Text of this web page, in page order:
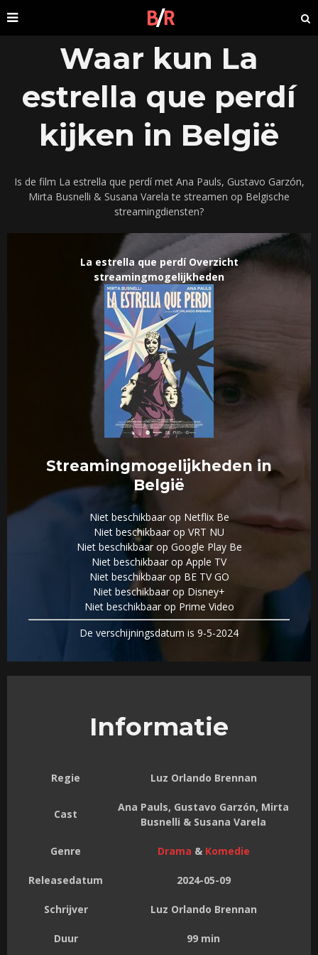
Waar kun La
estrella que perdí
kijken in België
Is de film La estrella que perdí met Ana Pauls, Gustavo Garzón,
Mirta Busnelli & Susana Varela te streamen op Belgische
streamingdiensten?
La estrella que perdí Overzicht
streamingmogelijkheden
Streamingmogelijkheden in
België
Niet beschikbaar op Netflix Be
Niet beschikbaar op VRT NU
Niet beschikbaar op Google Play Be
Niet beschikbaar op Apple TV
Niet beschikbaar op BE TV GO
Niet beschikbaar op Disney+
Niet beschikbaar op Prime Video
De verschijningsdatum is 9-5-2024
Informatie
Regie Luz Orlando Brennan
Cast
Ana Pauls, Gustavo Garzón, Mirta
Busnelli & Susana Varela
Genre Drama & Komedie
Releasedatum 2024-05-09
Schrijver Luz Orlando Brennan
Duur 99 min